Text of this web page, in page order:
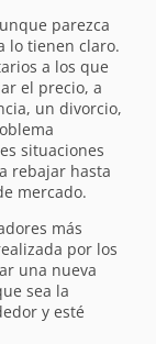
parezca
lo tienen claro.
a los que
el precio, a
un divorcio,
situaciones
rebajar hasta
mercado.
más
por los
una nueva
sea la
y esté